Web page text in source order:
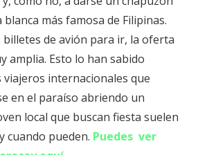
más famosa de Filipinas.
de avión para ir, la oferta
amplia. Esto lo han sabido
internacionales que
en el paraíso abriendo un
local que buscan fiesta suelen
cuando pueden. Puedes ver